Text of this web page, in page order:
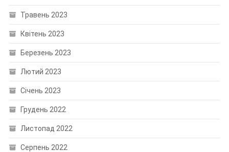
Травень 2023
Квітень 2023
Березень 2023
Лютий 2023
Січень 2023
Грудень 2022
Листопад 2022
Серпень 2022